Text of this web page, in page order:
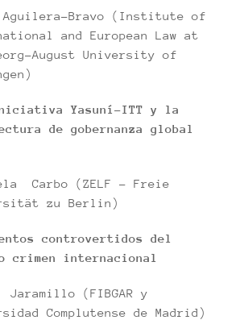
Aguilera-Bravo (Institute of
and European Law at
August University of
Yasuní-ITT y la
de gobernanza global
Carbo (ZELF – Freie
zu Berlin)
controvertidos del
crimen internacional
(FIBGAR y
Complutense de Madrid)